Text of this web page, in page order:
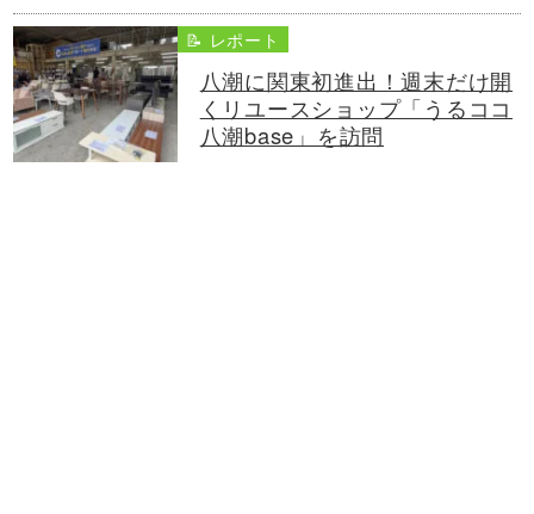
📝 レポート
八潮に関東初進出！週末だけ開
くリユースショップ「うるココ
八潮base」を訪問